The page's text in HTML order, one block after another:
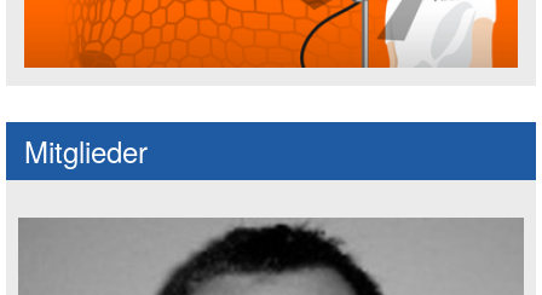
Fußballspruch des Jahres: Spruch
Mitglieder